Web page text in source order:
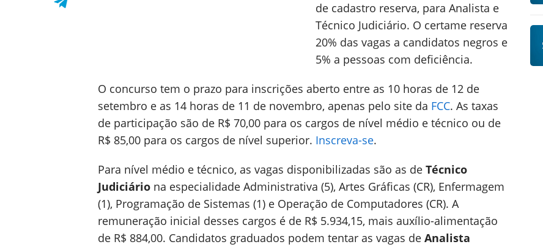
de cadastro reserva, para Analista e
Técnico Judiciário. O certame reserva
20% das vagas a candidatos negros e
5% a pessoas com deficiência.
O concurso tem o prazo para inscrições aberto entre as 10 horas de 12 de
setembro e as 14 horas de 11 de novembro, apenas pelo site da FCC. As taxas
de participação são de R$ 70,00 para os cargos de nível médio e técnico ou de
R$ 85,00 para os cargos de nível superior. Inscreva-se.
Para nível médio e técnico, as vagas disponibilizadas são as de Técnico
Judiciário na especialidade Administrativa (5), Artes Gráficas (CR), Enfermagem
(1), Programação de Sistemas (1) e Operação de Computadores (CR). A
remuneração inicial desses cargos é de R$ 5.934,15, mais auxílio-alimentação
de R$ 884,00. Candidatos graduados podem tentar as vagas de Analista